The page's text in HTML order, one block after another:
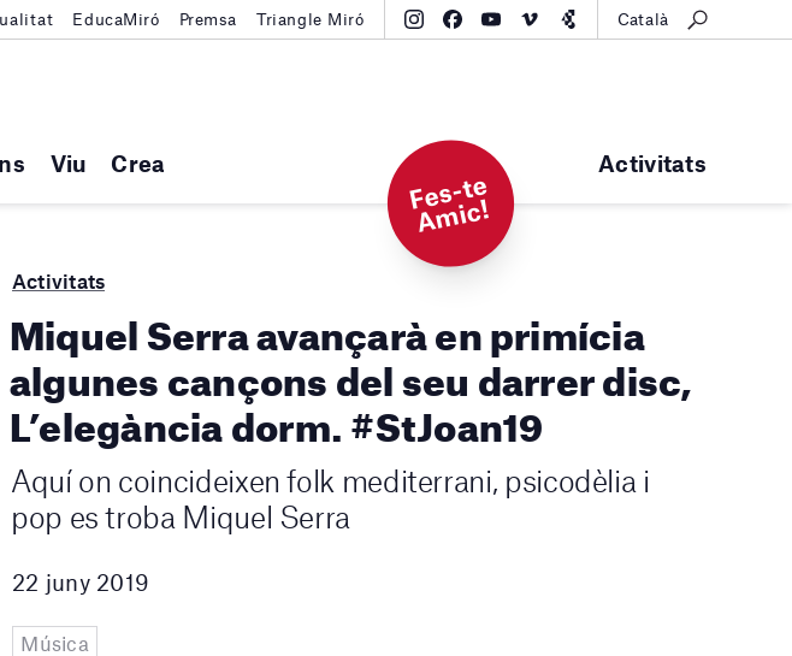
Viu Crea Activitats
EducaMiró Premsa Triangle Miró Català
F
e
s-t
e
A
mi
c!
Activitats
Miquel Serra avançarà en primícia
algunes cançons del seu darrer disc,
L’elegància dorm. #StJoan19
Aquí on coincideixen folk mediterrani, psicodèlia i
pop es troba Miquel Serra
22 juny 2019
Música